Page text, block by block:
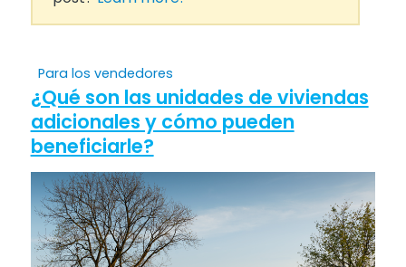
Para los vendedores
¿Qué son las unidades de viviendas
adicionales y cómo pueden
beneficiarle?